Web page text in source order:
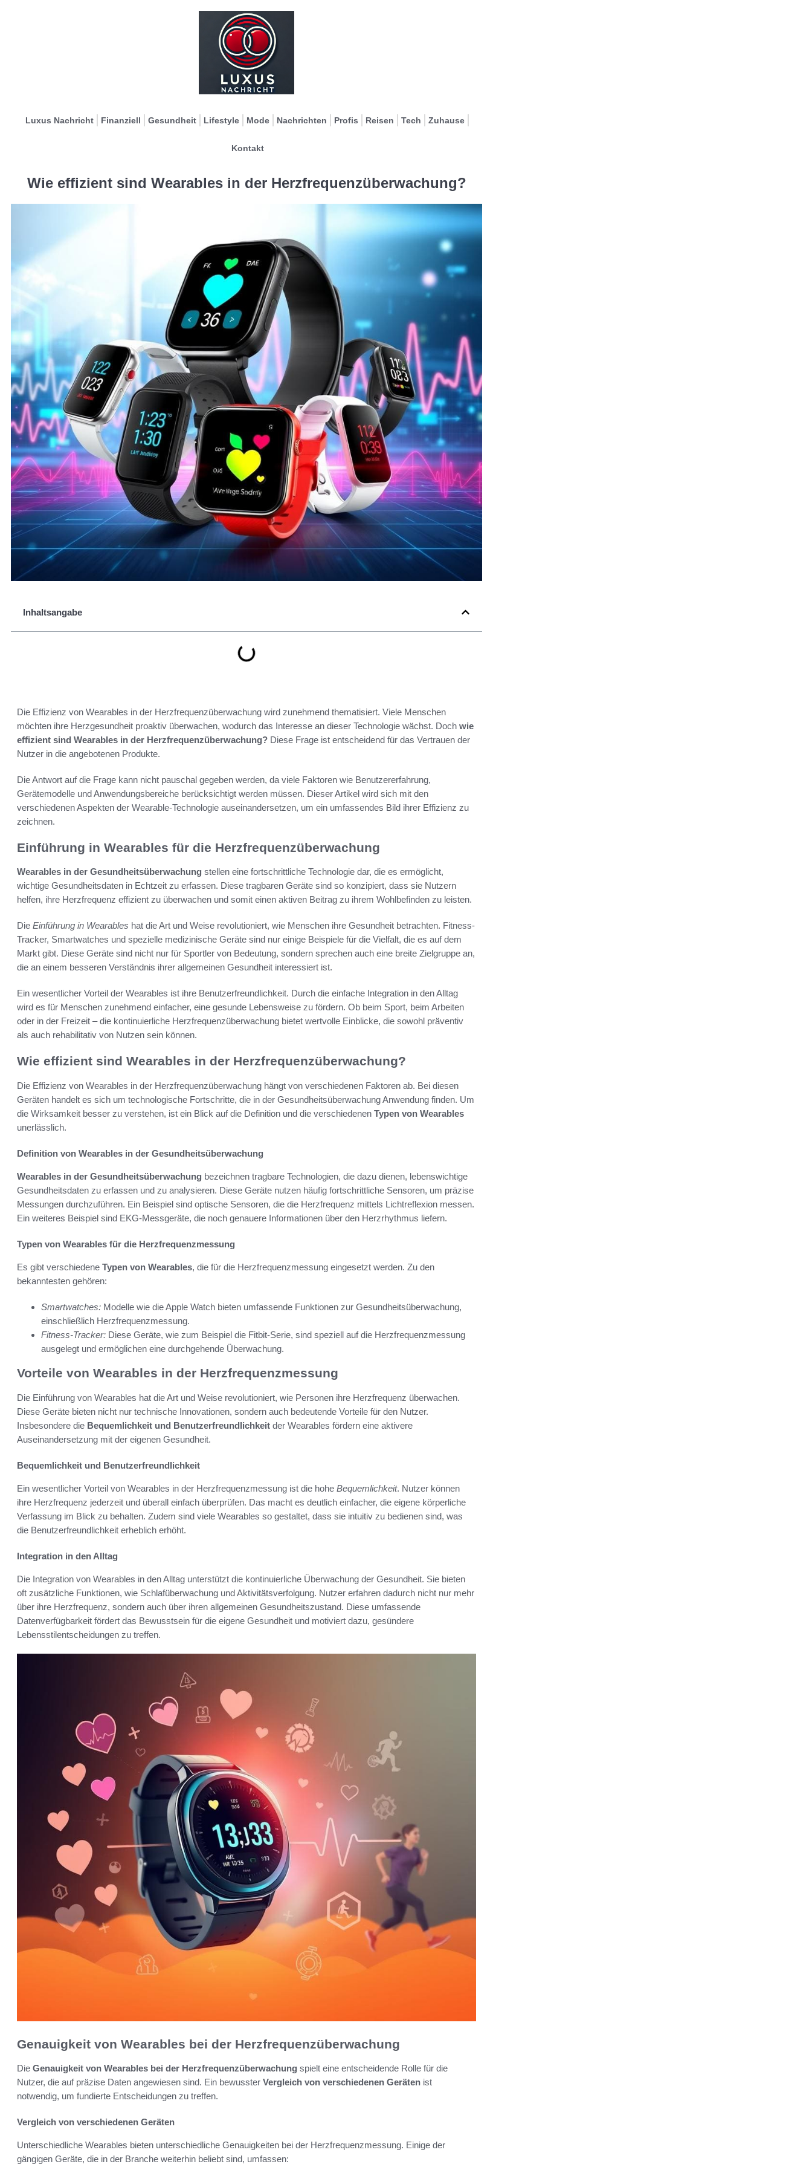
Luxus Nachricht Finanziell Gesundheit Lifestyle Mode Nachrichten Profis Reisen Tech Zuhause
Kontakt
Wie effizient sind Wearables in der Herzfrequenzüberwachung?
Inhaltsangabe
Die Effizienz von Wearables in der Herzfrequenzüberwachung wird zunehmend thematisiert. Viele Menschen
möchten ihre Herzgesundheit proaktiv überwachen, wodurch das Interesse an dieser Technologie wächst. Doch wie
effizient sind Wearables in der Herzfrequenzüberwachung? Diese Frage ist entscheidend für das Vertrauen der
Nutzer in die angebotenen Produkte.
Die Antwort auf die Frage kann nicht pauschal gegeben werden, da viele Faktoren wie Benutzererfahrung,
Gerätemodelle und Anwendungsbereiche berücksichtigt werden müssen. Dieser Artikel wird sich mit den
verschiedenen Aspekten der Wearable-Technologie auseinandersetzen, um ein umfassendes Bild ihrer Effizienz zu
zeichnen.
Einführung in Wearables für die Herzfrequenzüberwachung
Wearables in der Gesundheitsüberwachung stellen eine fortschrittliche Technologie dar, die es ermöglicht,
wichtige Gesundheitsdaten in Echtzeit zu erfassen. Diese tragbaren Geräte sind so konzipiert, dass sie Nutzern
helfen, ihre Herzfrequenz effizient zu überwachen und somit einen aktiven Beitrag zu ihrem Wohlbefinden zu leisten.
Die Einführung in Wearables hat die Art und Weise revolutioniert, wie Menschen ihre Gesundheit betrachten. Fitness-
Tracker, Smartwatches und spezielle medizinische Geräte sind nur einige Beispiele für die Vielfalt, die es auf dem
Markt gibt. Diese Geräte sind nicht nur für Sportler von Bedeutung, sondern sprechen auch eine breite Zielgruppe an,
die an einem besseren Verständnis ihrer allgemeinen Gesundheit interessiert ist.
Ein wesentlicher Vorteil der Wearables ist ihre Benutzerfreundlichkeit. Durch die einfache Integration in den Alltag
wird es für Menschen zunehmend einfacher, eine gesunde Lebensweise zu fördern. Ob beim Sport, beim Arbeiten
oder in der Freizeit – die kontinuierliche Herzfrequenzüberwachung bietet wertvolle Einblicke, die sowohl präventiv
als auch rehabilitativ von Nutzen sein können.
Wie effizient sind Wearables in der Herzfrequenzüberwachung?
Die Effizienz von Wearables in der Herzfrequenzüberwachung hängt von verschiedenen Faktoren ab. Bei diesen
Geräten handelt es sich um technologische Fortschritte, die in der Gesundheitsüberwachung Anwendung finden. Um
die Wirksamkeit besser zu verstehen, ist ein Blick auf die Definition und die verschiedenen Typen von Wearables
unerlässlich.
Definition von Wearables in der Gesundheitsüberwachung
Wearables in der Gesundheitsüberwachung bezeichnen tragbare Technologien, die dazu dienen, lebenswichtige
Gesundheitsdaten zu erfassen und zu analysieren. Diese Geräte nutzen häufig fortschrittliche Sensoren, um präzise
Messungen durchzuführen. Ein Beispiel sind optische Sensoren, die die Herzfrequenz mittels Lichtreflexion messen.
Ein weiteres Beispiel sind EKG-Messgeräte, die noch genauere Informationen über den Herzrhythmus liefern.
Typen von Wearables für die Herzfrequenzmessung
Es gibt verschiedene Typen von Wearables, die für die Herzfrequenzmessung eingesetzt werden. Zu den
bekanntesten gehören:
Smartwatches: Modelle wie die Apple Watch bieten umfassende Funktionen zur Gesundheitsüberwachung,
einschließlich Herzfrequenzmessung.
Fitness-Tracker: Diese Geräte, wie zum Beispiel die Fitbit-Serie, sind speziell auf die Herzfrequenzmessung
ausgelegt und ermöglichen eine durchgehende Überwachung.
Vorteile von Wearables in der Herzfrequenzmessung
Die Einführung von Wearables hat die Art und Weise revolutioniert, wie Personen ihre Herzfrequenz überwachen.
Diese Geräte bieten nicht nur technische Innovationen, sondern auch bedeutende Vorteile für den Nutzer.
Insbesondere die Bequemlichkeit und Benutzerfreundlichkeit der Wearables fördern eine aktivere
Auseinandersetzung mit der eigenen Gesundheit.
Bequemlichkeit und Benutzerfreundlichkeit
Ein wesentlicher Vorteil von Wearables in der Herzfrequenzmessung ist die hohe Bequemlichkeit. Nutzer können
ihre Herzfrequenz jederzeit und überall einfach überprüfen. Das macht es deutlich einfacher, die eigene körperliche
Verfassung im Blick zu behalten. Zudem sind viele Wearables so gestaltet, dass sie intuitiv zu bedienen sind, was
die Benutzerfreundlichkeit erheblich erhöht.
Integration in den Alltag
Die Integration von Wearables in den Alltag unterstützt die kontinuierliche Überwachung der Gesundheit. Sie bieten
oft zusätzliche Funktionen, wie Schlafüberwachung und Aktivitätsverfolgung. Nutzer erfahren dadurch nicht nur mehr
über ihre Herzfrequenz, sondern auch über ihren allgemeinen Gesundheitszustand. Diese umfassende
Datenverfügbarkeit fördert das Bewusstsein für die eigene Gesundheit und motiviert dazu, gesündere
Lebensstilentscheidungen zu treffen.
Genauigkeit von Wearables bei der Herzfrequenzüberwachung
Die Genauigkeit von Wearables bei der Herzfrequenzüberwachung spielt eine entscheidende Rolle für die
Nutzer, die auf präzise Daten angewiesen sind. Ein bewusster Vergleich von verschiedenen Geräten ist
notwendig, um fundierte Entscheidungen zu treffen.
Vergleich von verschiedenen Geräten
Unterschiedliche Wearables bieten unterschiedliche Genauigkeiten bei der Herzfrequenzmessung. Einige der
gängigen Geräte, die in der Branche weiterhin beliebt sind, umfassen: